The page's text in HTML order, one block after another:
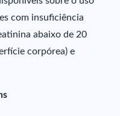
com insuficiência
abaixo de 20
corpórea) e